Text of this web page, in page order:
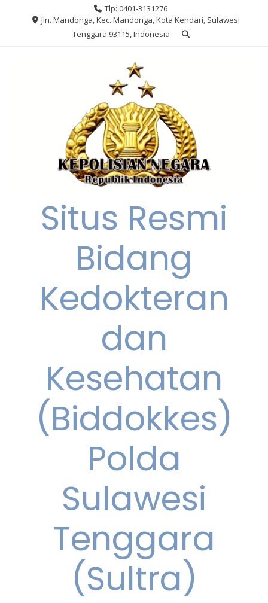
Tlp: 0401-3131276
Jln. Mandonga, Kec. Mandonga, Kota Kendari, Sulawesi
Tenggara 93115, Indonesia
Situs Resmi
Bidang
Kedokteran
dan
Kesehatan
(Biddokkes)
Polda
Sulawesi
Tenggara
(Sultra)